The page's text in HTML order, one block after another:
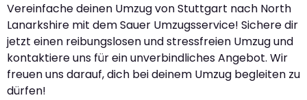
Vereinfache deinen Umzug von Stuttgart nach North
Lanarkshire mit dem Sauer Umzugsservice! Sichere dir
jetzt einen reibungslosen und stressfreien Umzug und
kontaktiere uns für ein unverbindliches Angebot. Wir
freuen uns darauf, dich bei deinem Umzug begleiten zu
dürfen!